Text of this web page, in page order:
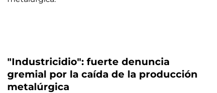
"Industricidio": fuerte denuncia
gremial por la caída de la producción
metalúrgica